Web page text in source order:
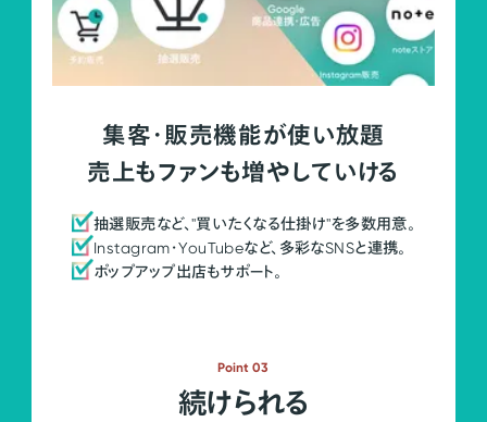
集客・販売機能が使い放題
売上もファンも増やしていける
抽選販売など、"買いたくなる仕掛け"を多数用意。
Instagram・YouTubeなど、多彩なSNSと連携。
ポップアップ出店もサポート。
Point 03
続けられる